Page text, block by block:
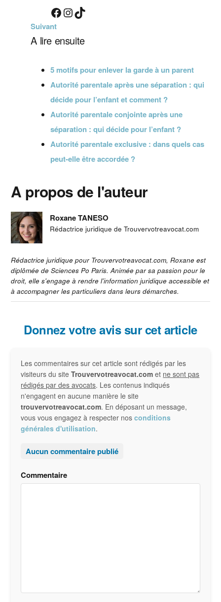
Facebook
Instagram
TikTok
Suivant
A lire ensuite
5 motifs pour enlever la garde à un parent
Autorité parentale après une séparation : qui
décide pour l’enfant et comment ?
Autorité parentale conjointe après une
séparation : qui décide pour l’enfant ?
Autorité parentale exclusive : dans quels cas
peut-elle être accordée ?
A propos de l'auteur
Roxane TANESO
Rédactrice juridique de Trouvervotreavocat.com
Rédactrice juridique pour Trouvervotreavocat.com, Roxane est
diplômée de Sciences Po Paris. Animée par sa passion pour le
droit, elle s'engage à rendre l'information juridique accessible et
à accompagner les particuliers dans leurs démarches.
Interactions
lecteur
Donnez votre avis sur cet article
Les commentaires sur cet article sont rédigés par les
visiteurs du siteTrouvervotreavocat.com et ne sont pas
rédigés par des avocats. Les contenus indiqués
n'engagent en aucune manière le site
trouvervotreavocat.com. En déposant un message,
vous vous engagez à respecter nosconditions
générales d'utilisation.
Aucun commentaire publié
Commentaire